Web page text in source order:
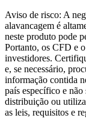
Aviso de risco: A
alavancagem é
neste produto pode
Portanto, os CFD e
investidores.
e, se necessário,
informação contida
país específico e não
distribuição ou
as leis, requisitos e